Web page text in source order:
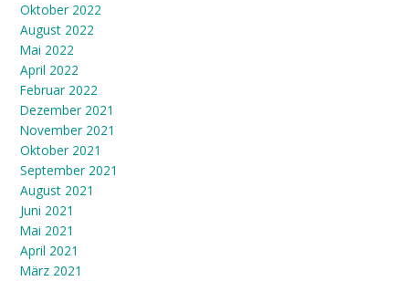
Oktober 2022
August 2022
Mai 2022
April 2022
Februar 2022
Dezember 2021
November 2021
Oktober 2021
September 2021
August 2021
Juni 2021
Mai 2021
April 2021
März 2021